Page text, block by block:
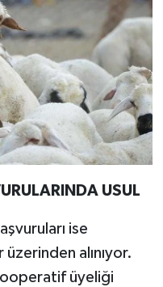
USUL
ise
alınıyor.
üyeliği